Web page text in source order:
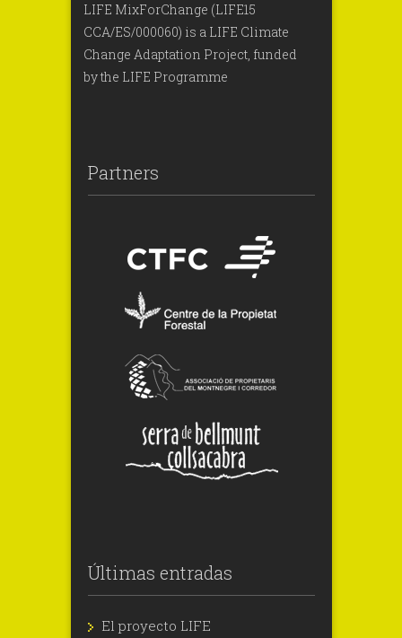
LIFE MixForChange (LIFE15
CCA/ES/000060) is a LIFE Climate
Change Adaptation Project, funded
by the LIFE Programme
Partners
Últimas entradas
El proyecto LIFE